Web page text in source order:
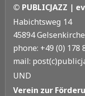
© PUBLICJAZZ |
Habichtsweg 14
45894
phone: +49 (0) 178
mail:
UND
Verein zur